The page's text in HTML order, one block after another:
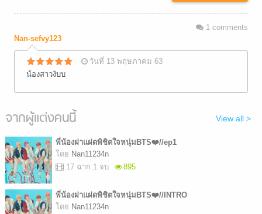
1comments
Nan-sefvy123
วันที่ 13 พฤษภาคม 63
น้องสาวงับบ
จากผู้แต่งคนนี้ View all >
พี่น้องฝาแฝดพิชิตใจหนุ่มBTS❤️//ep1
โดย Nan11234n
17 ฉาก 1 จบ
895
พี่น้องฝาแฝดพิชิตใจหนุ่มBTS❤️//INTRO
โดย Nan11234n